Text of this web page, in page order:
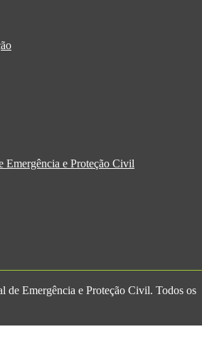
Emergência e Proteção Civil
de Emergência e Proteção Civil. Todos os